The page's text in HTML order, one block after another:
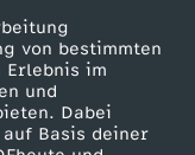
von bestimmten
im
und
Dabei
Basis deiner